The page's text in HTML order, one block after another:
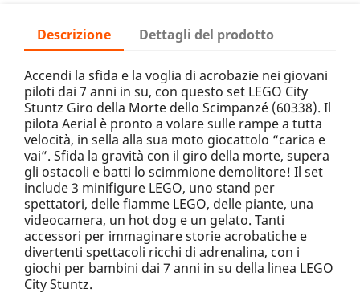
Descrizione Dettagli del prodotto
Accendi la sfida e la voglia di acrobazie nei giovani
piloti dai 7 anni in su, con questo set LEGO City
Stuntz Giro della Morte dello Scimpanzé (60338). Il
pilota Aerial è pronto a volare sulle rampe a tutta
velocità, in sella alla sua moto giocattolo “carica e
vai”. Sfida la gravità con il giro della morte, supera
gli ostacoli e batti lo scimmione demolitore! Il set
include 3 minifigure LEGO, uno stand per
spettatori, delle fiamme LEGO, delle piante, una
videocamera, un hot dog e un gelato. Tanti
accessori per immaginare storie acrobatiche e
divertenti spettacoli ricchi di adrenalina, con i
giochi per bambini dai 7 anni in su della linea LEGO
City Stuntz.